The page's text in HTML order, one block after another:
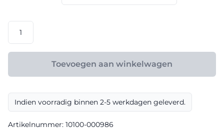
€ 231,20
model
BB100r
III
aantal
Toevoegen aan winkelwagen
Indien voorradig binnen 2-5 werkdagen geleverd.
Artikelnummer: 10100-000986